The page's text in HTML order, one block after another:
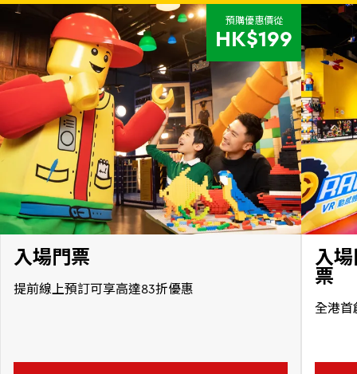
最
新
消
息
預購優惠價從
HK$199
入場門票
提前線上預訂可享高達83折優惠
入
票
全港首